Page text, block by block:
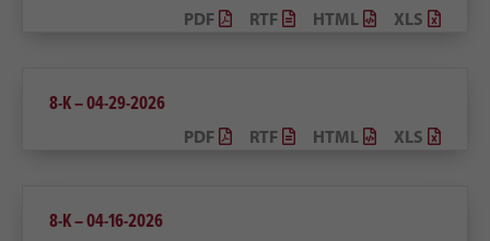
XLS
HTML
RTF
PDF
8-K – 04-29-2026
XLS
HTML
RTF
PDF
8-K – 04-16-2026